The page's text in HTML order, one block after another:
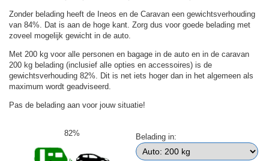
Zonder belading heeft de Ineos en de Caravan een gewichtsverhouding
van 84%. Dat is aan de hoge kant. Zorg dus voor goede belading met
zoveel mogelijk gewicht in de auto.
Met 200 kg voor alle personen en bagage in de auto en in de caravan
200 kg belading (inclusief alle opties en accessoires) is de
gewichtsverhouding 82%. Dit is net iets hoger dan in het algemeen als
maximum wordt geadviseerd.
Pas de belading aan voor jouw situatie!
82% Belading in: